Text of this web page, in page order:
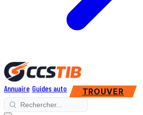
Annuaire Guides auto TROUVER